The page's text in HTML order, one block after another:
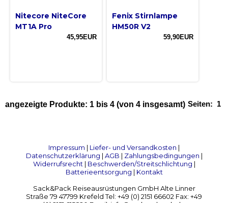
Nitecore NiteCore
MT1A Pro
45,95EUR
Fenix Stirnlampe
HM50R V2
59,90EUR
Seiten: 1
angezeigte Produkte: 1 bis 4 (von 4 insgesamt)
Impressum | Liefer- und Versandkosten |
Datenschutzerklärung | AGB | Zahlungsbedingungen |
Widerrufsrecht| Beschwerden/Streitschlichtung |
Batterieentsorgung | Kontakt
Sack&Pack Reiseausrüstungen GmbH Alte Linner
Straße 79 47799 Krefeld Tel: +49 (0) 2151 66602 Fax: +49